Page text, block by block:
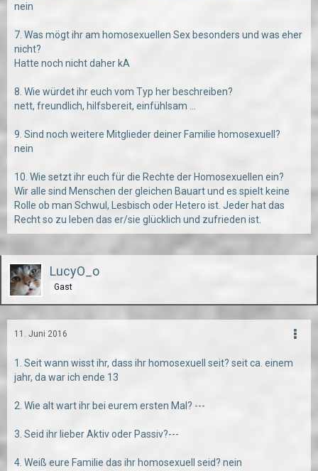
nein
7. Was mögt ihr am homosexuellen Sex besonders und was eher
nicht?
Hatte noch nicht daher kA
8. Wie würdet ihr euch vom Typ her beschreiben?
nett, freundlich, hilfsbereit, einfühlsam ...
9. Sind noch weitere Mitglieder deiner Familie homosexuell?
nein
10. Wie setzt ihr euch für die Rechte der Homosexuellen ein?
Wir alle sind Menschen der gleichen Bauart und es spielt keine
Rolle ob man Schwul, Lesbisch oder Hetero ist. Jeder hat das
Recht so zu leben das er/sie glücklich und zufrieden ist.
LucyO_o
Gast
11. Juni 2016
1. Seit wann wisst ihr, dass ihr homosexuell seit? seit ca. einem
jahr, da war ich ende 13
2. Wie alt wart ihr bei eurem ersten Mal? ---
3. Seid ihr lieber Aktiv oder Passiv?---
4. Weiß eure Familie das ihr homosexuell seid? nein